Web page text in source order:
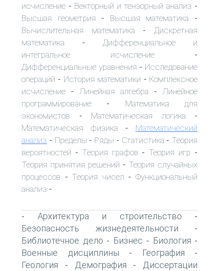
исчисление - Векторный и тензорный анализ -
Высшая геометрия - Высшая математика -
Вычислительная математика - Дискретная
математика - Дифференциальное и
интегральное исчисление -
Дифференциальные уравнения - Исследование
операций - История математики - Комплексное
исчисление - Линейная алгебра -
Линейное
программирование - Математика для
экономистов - Математическая логика -
Математическая физика - Математический
анализ - Пределы - Ряды - Статистика - Теория
вероятностей - Теория графов - Теория игр -
Теория принятия решений - Теория случайных
процессов - Теория чисел -Функциональный
анализ -
- Архитектура и строительство -
Безопасность жизнедеятельности -
Библиотечное дело - Бизнес - Биология -
Военные дисциплины - География -
Геология - Демография -
Диссертации